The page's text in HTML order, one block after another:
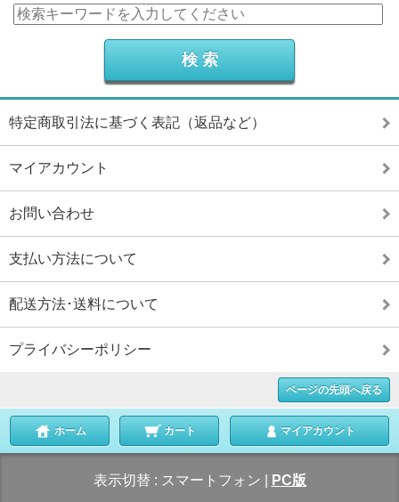
特定商取引法に基づく表記（返品など）
マイアカウント
お問い合わせ
支払い方法について
配送方法･送料について
プライバシーポリシー
ページの先頭へ戻る
ホーム カート マイアカウント
表示切替 : スマートフォン PC版